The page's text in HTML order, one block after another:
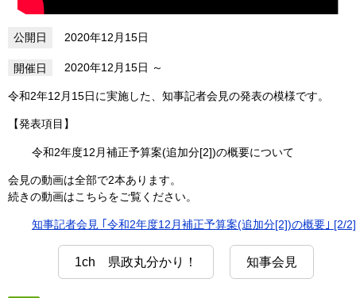
2020年12月15日
2020年12月15日
令和2年12月15日に実施した、知事記者会見の発表の模様です。
【発表項目】
令和2年度12月補正予算案(追加分[2])の概要について
会見の動画は全部で2本あります。
続きの動画はこちらをご覧ください。
知事記者会見 ｢令和2年度12月補正予算案(追加分[2])の概要｣ [2/2]
1ch 県政丸分かり！ 知事会見